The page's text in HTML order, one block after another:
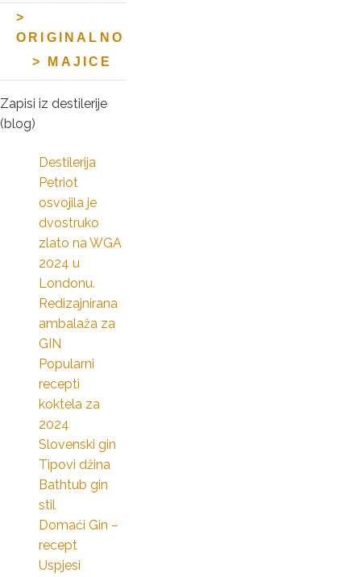
ORIGINALNO
MAJICE
Zapisi iz destilerije
(blog)
Destilerija
Petriot
osvojila je
dvostruko
zlato na WGA
2024 u
Londonu.
Redizajnirana
ambalaža za
GIN
Popularni
recepti
koktela za
2024
Slovenski gin
Tipovi džina
Bathtub gin
stil
Domaći Gin –
recept
Uspjesi